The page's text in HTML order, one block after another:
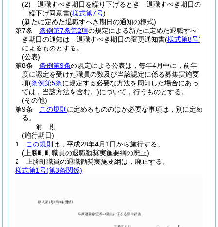
(2)
退職すべき期日を繰り下げるとき 退職すべき期日の
繰下げ同意書(様式第7号)
(新たに定めた退職すべき期日の通知の様式)
第7条
条例第7条第2項の規定による新たに定めた退職すべ
き期日の通知は，退職すべき期日の変更通知書(様式第8号)
によるものとする。
(公表)
第8条
条例第9条の規定による公表は，毎年4月中に，前年
度に認定を受けた職員の数及び当該認定に係る募集実施要
項(条例第5条に規定する必要な方法を周知した場合にあっ
ては，当該方法を含む。)について，行うものとする。
(その他)
第9条
この規則 に定めるもののほか必要な事項は，別に定め
る。
附 則
(施行期日)
1
この規則 は，平成28年4月1日から施行する。
(上勝町町職員の退職勧奨実施要綱の廃止)
2
上勝町職員の退職勧奨実施要綱は，廃止する。
様式第1号(第3条関係)